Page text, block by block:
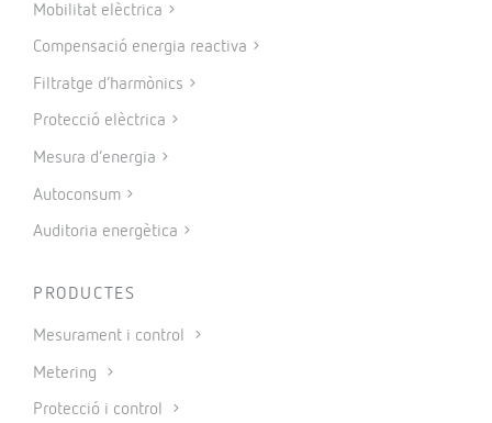
Mobilitat elèctrica
Compensació energia reactiva
Filtratge d’harmònics
Protecció elèctrica
Mesura d’energia
Autoconsum
Auditoria energètica
PRODUCTES
Mesurament i control
Metering
Protecció i control